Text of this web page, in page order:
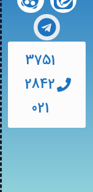
3751
2842
021